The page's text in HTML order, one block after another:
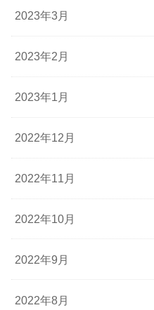
2023年3月
2023年2月
2023年1月
2022年12月
2022年11月
2022年10月
2022年9月
2022年8月